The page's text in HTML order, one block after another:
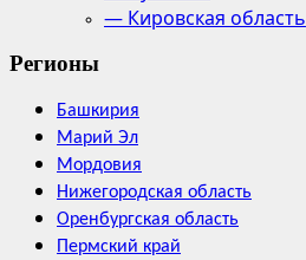
— Кировская область
Регионы
Башкирия
Марий Эл
Мордовия
Нижегородская область
Оренбургская область
Пермский край